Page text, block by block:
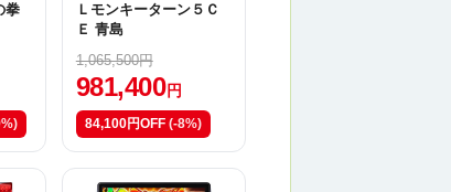
拳
Ｌモンキーターン５Ｃ
Ｅ 青島
1,065,500円
981,400円
84,100円OFF (-8%)